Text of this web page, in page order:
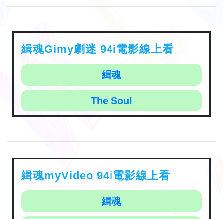
緝魂Gimy劇迷 94i電影線上看
緝魂
The Soul
緝魂myVideo 94i電影線上看
緝魂